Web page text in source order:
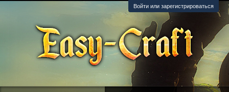
Войти или зарегистрироваться